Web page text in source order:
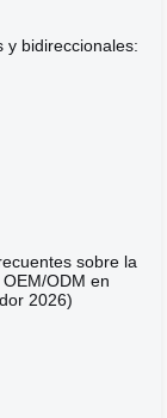
y bidireccionales:
sobre la
ODM en
2026)